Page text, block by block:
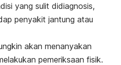
yang sulit didiagnosis,
penyakit jantung atau
akan menanyakan
pemeriksaan fisik.